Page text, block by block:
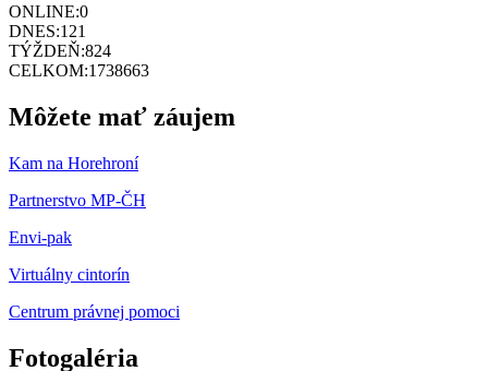
ONLINE:0
DNES:121
TÝŽDEŇ:824
CELKOM:1738663
Môžete mať záujem
Kam na Horehroní
Partnerstvo MP-ČH
Envi-pak
Virtuálny cintorín
Centrum právnej pomoci
Fotogaléria